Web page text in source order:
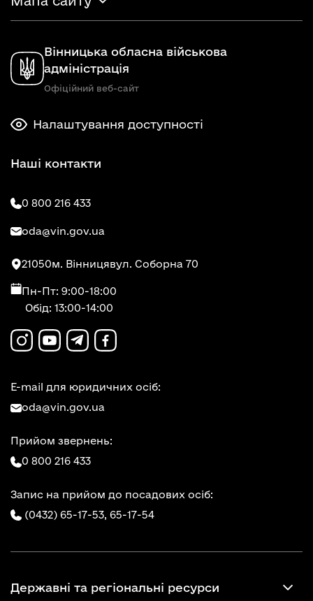
Вінницька обласна військова
адміністрація
Офіційний веб-сайт
Налаштування доступності
Наші контакти
0 800 216 433
oda@vin.gov.ua
21050м. Вінницявул. Соборна 70
Пн-Пт: 9:00-18:00
Обід: 13:00-14:00
E-mail для юридичних осіб:
oda@vin.gov.ua
Прийом звернень:
0 800 216 433
Запис на прийом до посадових осіб:
(0432) 65-17-53, 65-17-54
Державні та регіональні ресурси